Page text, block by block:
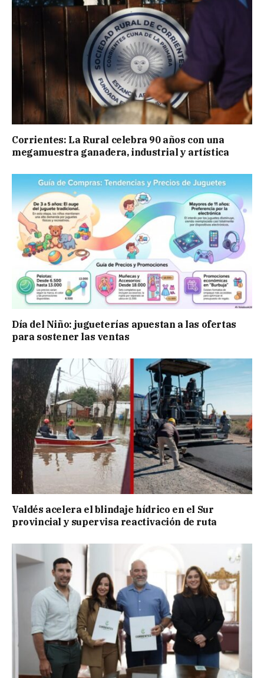
Corrientes: La Rural celebra 90 años con una
megamuestra ganadera, industrial y artística
Día del Niño: jugueterías apuestan a las ofertas
para sostener las ventas
Valdés acelera el blindaje hídrico en el Sur
provincial y supervisa reactivación de ruta